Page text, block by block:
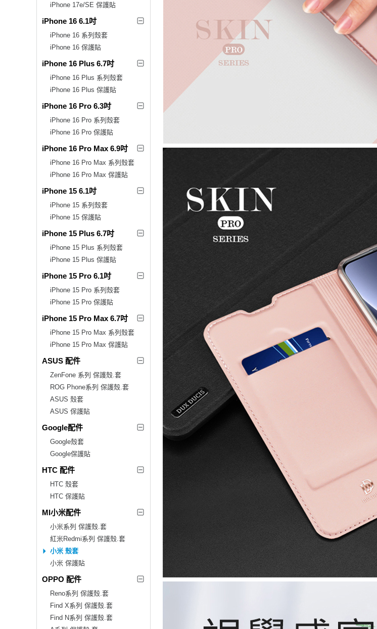
iPhone 17e/SE 保護貼
iPhone 16 6.1吋
iPhone 16 系列殼套
iPhone 16 保護貼
iPhone 16 Plus 6.7吋
iPhone 16 Plus 系列殼套
iPhone 16 Plus 保護貼
iPhone 16 Pro 6.3吋
iPhone 16 Pro 系列殼套
iPhone 16 Pro 保護貼
iPhone 16 Pro Max 6.9吋
iPhone 16 Pro Max 系列殼套
iPhone 16 Pro Max 保護貼
iPhone 15 6.1吋
iPhone 15 系列殼套
iPhone 15 保護貼
iPhone 15 Plus 6.7吋
iPhone 15 Plus 系列殼套
iPhone 15 Plus 保護貼
iPhone 15 Pro 6.1吋
iPhone 15 Pro 系列殼套
iPhone 15 Pro 保護貼
iPhone 15 Pro Max 6.7吋
iPhone 15 Pro Max 系列殼套
iPhone 15 Pro Max 保護貼
ASUS 配件
ZenFone 系列 保護殼.套
ROG Phone系列 保護殼.套
ASUS 殼套
ASUS 保護貼
Google配件
Google殼套
Google保護貼
HTC 配件
HTC 殼套
HTC 保護貼
MI小米配件
小米系列 保護殼.套
紅米Redmi系列 保護殼.套
小米 殼套
小米 保護貼
OPPO 配件
Reno系列 保護殼.套
Find X系列 保護殼.套
Find N系列 保護殼.套